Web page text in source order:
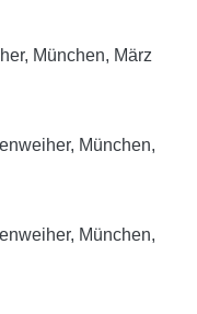
München, März
München,
München,